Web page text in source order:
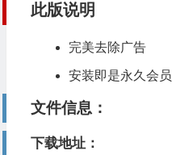
此版说明
完美去除广告
安装即是永久会员
文件信息：
下载地址：